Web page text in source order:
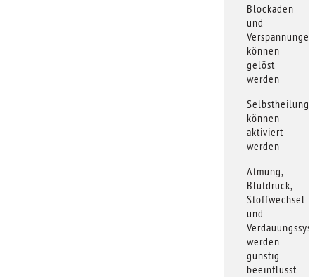
Blockaden
und
Verspannungen
können
gelöst
werden
können
aktiviert
werden
Atmung,
Blutdruck,
Stoffwechsel
und
werden
günstig
beeinflusst.